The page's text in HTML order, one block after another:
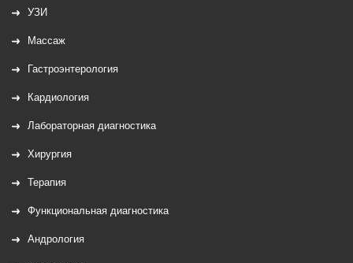
УЗИ
Массаж
Гастроэнтерология
Кардиология
Лабораторная диагностика
Хирургия
Терапия
Функциональная диагностика
Андрология